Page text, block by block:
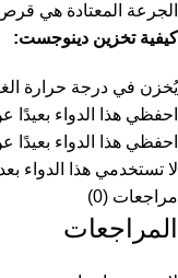
الجرعة المعتادة هي
كيفية تخزين دينوجست:
يُخزن في درجة حرارة الغرفة أقل من 86 درجة
احفظي هذا الدواء
احفظي هذا الدواء بعيدًا
لا تستخدمي هذا الدواء
مراجعات (0)
المراجعات